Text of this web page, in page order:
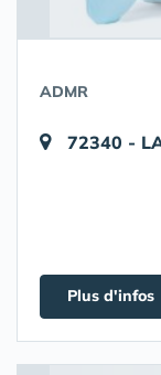
ADMR
72340 -
Plus d'infos